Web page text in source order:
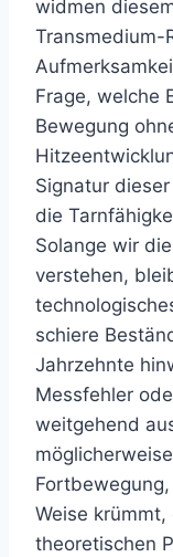
widmen
Transmedium-
Frage, welche
Bewegung
Signatur
die
Solange wir
verstehen,
schiere
Jahrzehnte
Messfehler
weitgehend
Weise
theoretischen